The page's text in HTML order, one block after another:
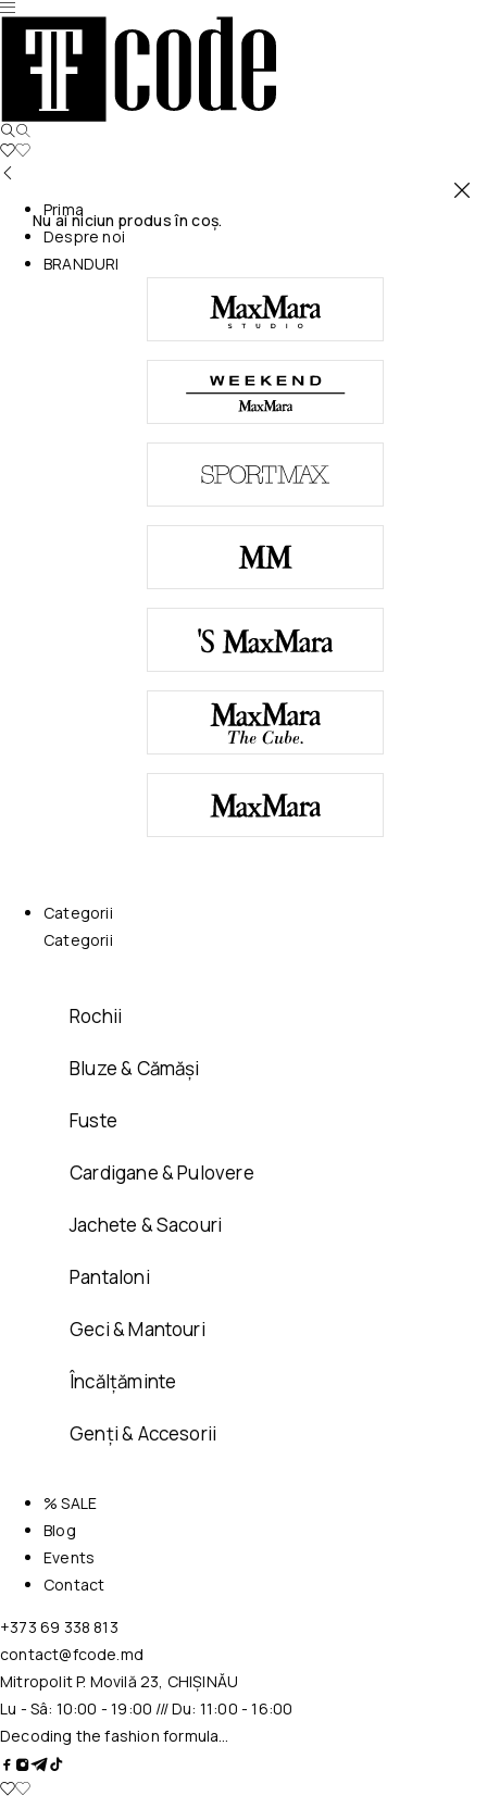
Nu ai niciun produs în coș.
Prima
Despre noi
BRANDURI
Categorii
Categorii
Rochii
Bluze & Cămăși
Fuste
Cardigane & Pulovere
Jachete & Sacouri
Pantaloni
Geci & Mantouri
Încălțăminte
Genți & Accesorii
% SALE
Blog
Events
Contact
+373 69 338 813
contact@fcode.md
Mitropolit P. Movilă 23, CHIȘINĂU
Lu - Sâ: 10:00 - 19:00 /// Du: 11:00 - 16:00
Decoding the fashion formula…